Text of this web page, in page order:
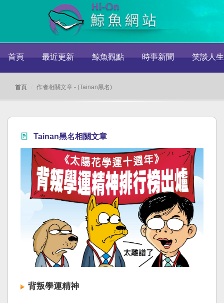
首頁 最近更新 鯨魚觀點 時事新聞 笑談人生
首頁 作者相關文章 - (Tainan黑名)
Tainan黑名相關文章
背叛學運精神